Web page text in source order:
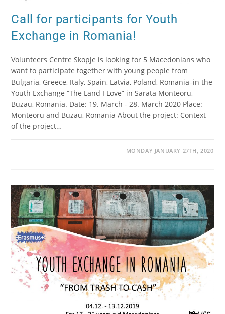
Call for participants for Youth
Exchange in Romania!
Volunteers Centre Skopje is looking for 5 Macedonians who
want to participate together with young people from
Bulgaria, Greece, Italy, Spain, Latvia, Poland, Romania–in the
Youth Exchange “The Land I Love” in Sarata Monteoru,
Buzau, Romania. Date: 19. March - 28. March 2020 Place:
Monteoru and Buzau, Romania About the project: Context
of the project…
MONDAY JANUARY 27TH, 2020